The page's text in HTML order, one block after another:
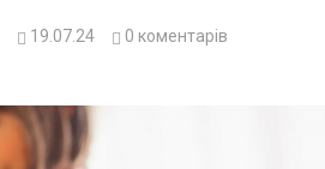
19.07.24 0 коментарів